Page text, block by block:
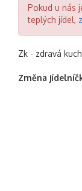
Pokud u nás
teplých jídel,
Zk - zdravá
Změna